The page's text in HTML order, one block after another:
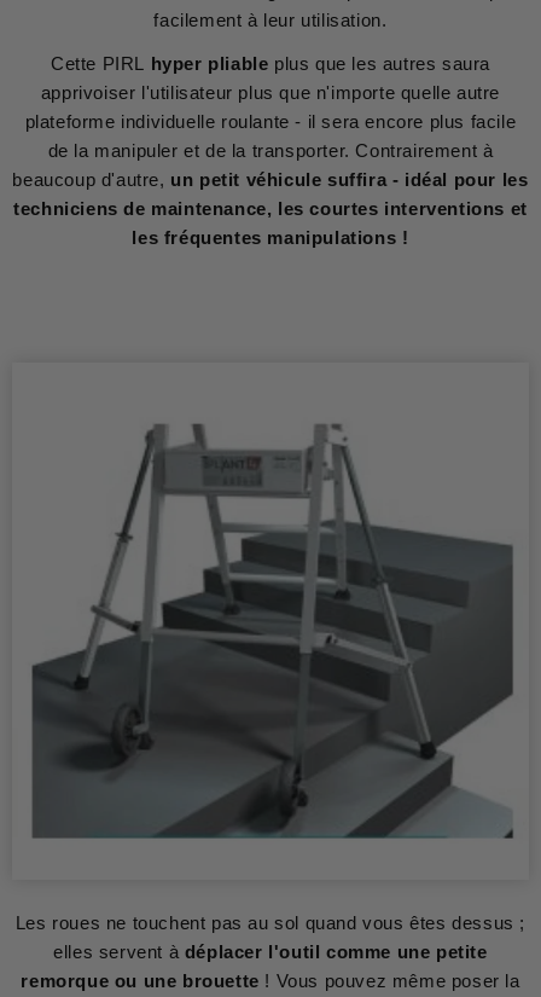
facilement à leur utilisation.
Cette PIRL hyper pliable plus que les autres saura
apprivoiser l'utilisateur plus que n'importe quelle autre
plateforme individuelle roulante - il sera encore plus facile
de la manipuler et de la transporter. Contrairement à
beaucoup d'autre, un petit véhicule suffira - idéal pour les
techniciens de maintenance, les courtes interventions et
les fréquentes manipulations !
Les roues ne touchent pas au sol quand vous êtes dessus ;
elles servent à déplacer l'outil comme une petite
remorque ou une brouette ! Vous pouvez même poser la